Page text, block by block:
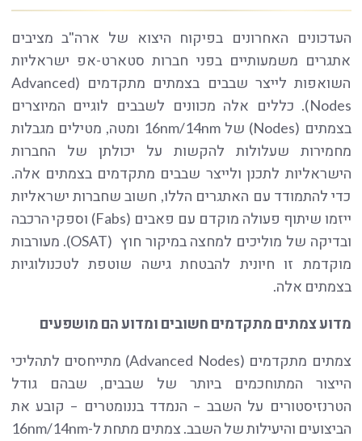
העדכונים האחרונים בפיקוח היצוא של ארה"ב מציבים
אתגרים משמעותיים בפני חברות סטארט-אפ ישראליות
השואפות לייצר שבבים בצמתים מתקדמים (Advanced
Nodes). כללים אלה מכוונים לשבבים לוגיים המיוצרים
בצמתים (Nodes) של 16nm/14nm ומטה, מטילים מגבלות
מחמירות שעלולות להקשות על יכולתן של החברות
הישראליות לתכנן ולייצר שבבים מתקדמים בצמתים אלה.
כדי להתמודד עם האתגרים הללו, חשוב שחברות ישראליות
ייזמו שיתוף פעולה מוקדם עם פאבים (Fabs) וספקי הרכבה
ובדיקה של מוליכים למחצה במיקור חוץ (OSAT). מעורבות
מוקדמת זו חיונית להבטחת גישה שוטפת לטכנולוגיות
בצמתים אלה.
מדוע צמתים מתקדמים חשובים ומדוע הם מושפעים
צמתים מתקדמים (Advanced Nodes) מתייחסים לתהליכי
הייצור המתוחכמים ביותר של שבבים, שבהם גודל
הטרנזיסטורים על השבב – הנמדד בננומטרים – קובע את
הביצועים והיעילות של השבב. צמתים מתחת ל-16nm/14nm